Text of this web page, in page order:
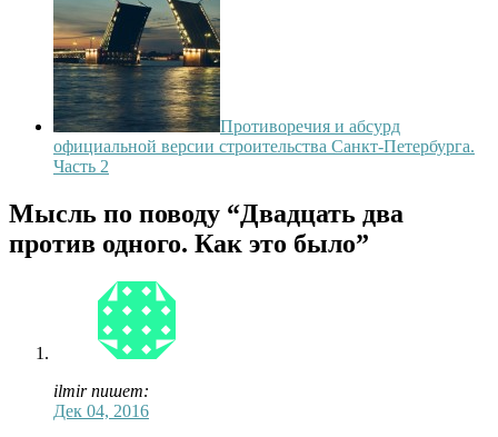
Противоречия и абсурд
официальной версии строительства Санкт-Петербурга.
Часть 2
Мысль по поводу “Двадцать два
против одного. Как это было”
ilmir пишет:
Дек 04, 2016